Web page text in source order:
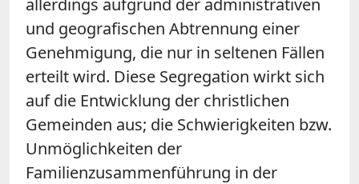
und geografischen Abtrennung einer
Genehmigung, die nur in seltenen Fällen
erteilt wird. Diese Segregation wirkt sich
auf die Entwicklung der christlichen
Gemeinden aus; die Schwierigkeiten bzw.
Unmöglichkeiten der
Familienzusammenführung in der